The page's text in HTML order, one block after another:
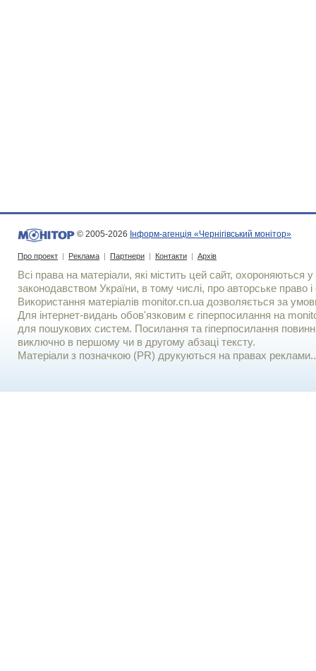
© 2005-2026 Інформ-агенція «Чернігівський монітор»
Про проект | Реклама | Партнери | Контакти | Архів
Всі права на матеріали, які містить цей сайт, охороняються у
законодавством України, в тому числі, про авторське право і
Використання матерiалiв monitor.cn.ua дозволяється за
Для iнтернет-видань обов'язковим є гiперпосилання на
для пошукових систем. Посилання та гіперпосилання
виключно в першому чи в другому абзаці тексту.
Матеріали з позначкою (PR) друкуються на правах реклами..